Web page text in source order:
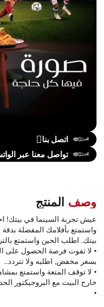
اتصل بنا
تواصل معنا عبر
وصف المنتج
عيش تجربة السينما في بيتك!
واستمتع بأفلامك المفضلة
بيتك. اطلب الحين واستمتع
• لا تفوت فرصة الحصول على
بسعر مخفض, اطلبه ولا تتردد..
• لا توقف المتعة واستمتع
خارج البيت مع البروجيكتور
•